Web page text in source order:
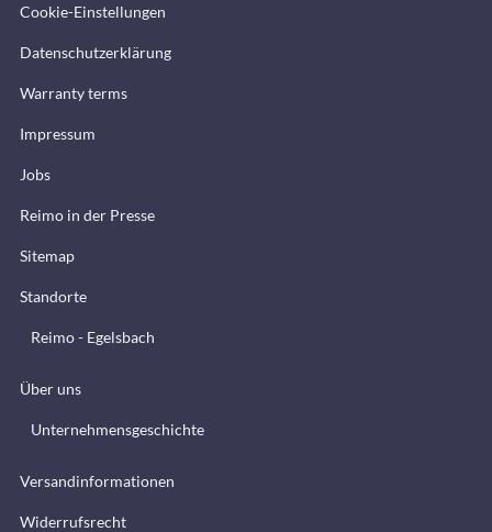
Cookie-Einstellungen
Datenschutzerklärung
Warranty terms
Impressum
Jobs
Reimo in der Presse
Sitemap
Standorte
Reimo - Egelsbach
Über uns
Unternehmensgeschichte
Versandinformationen
Widerrufsrecht